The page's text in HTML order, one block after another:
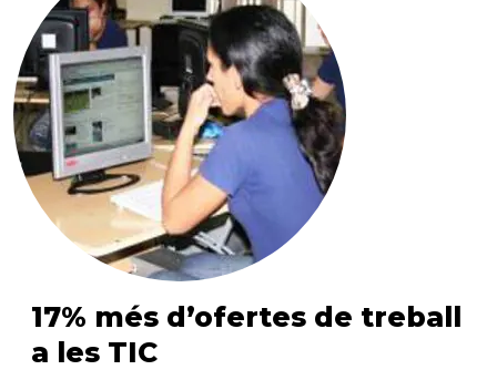
17% més d’ofertes de treball
a les TIC